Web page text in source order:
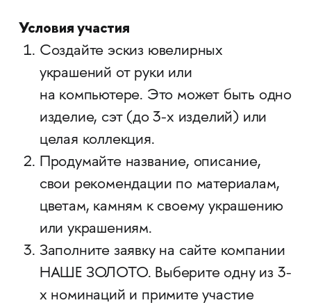
Условия участия
Создайте эскиз ювелирных
украшений от руки или
на компьютере. Это может быть одно
изделие, сэт (до 3-х изделий) или
целая коллекция.
Продумайте название, описание,
свои рекомендации по материалам,
цветам, камням к своему украшению
или украшениям.
Заполните заявку на сайте компании
НАШЕ ЗОЛОТО. Выберите одну из 3-
х номинаций и примите участие